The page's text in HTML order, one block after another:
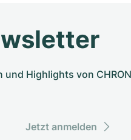
Highlights von
Jetzt anmelden